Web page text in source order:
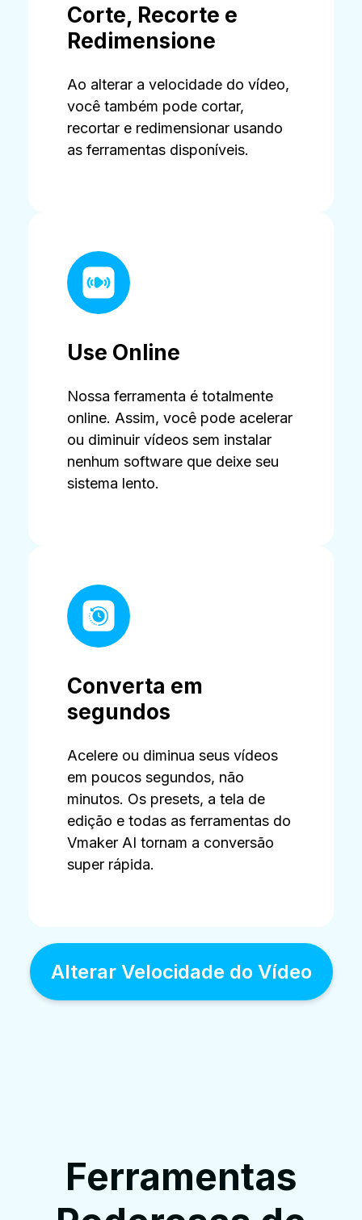
Corte, Recorte e
Redimensione
Ao alterar a velocidade do vídeo,
você também pode cortar,
recortar e redimensionar usando
as ferramentas disponíveis.
Use Online
Nossa ferramenta é totalmente
online. Assim, você pode acelerar
ou diminuir vídeos sem instalar
nenhum software que deixe seu
sistema lento.
Converta em
segundos
Acelere ou diminua seus vídeos
em poucos segundos, não
minutos. Os presets, a tela de
edição e todas as ferramentas do
Vmaker AI tornam a conversão
super rápida.
Alterar Velocidade do Vídeo
Ferramentas